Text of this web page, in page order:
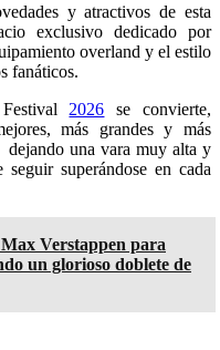
y atractivos de esta
exclusivo dedicado por
overland y el estilo
fanáticos.
Festival 2026 se convierte,
más grandes y más
dejando una vara muy alta y
superándose en cada
Verstappen para
un glorioso doblete de